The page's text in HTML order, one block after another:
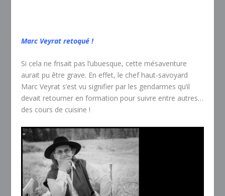
Marc Veyrat retoqué !
Si cela ne frisait pas l’ubuesque, cette mésaventure
aurait pu être grave. En effet, le chef haut-savoyard
Marc Veyrat s’est vu signifier par les gendarmes qu’il
devait retourner en formation pour suivre entre autres…
des cours de cuisine !